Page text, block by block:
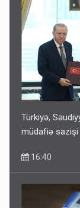
Türkiyə,
müdafiə sazişi
16:40